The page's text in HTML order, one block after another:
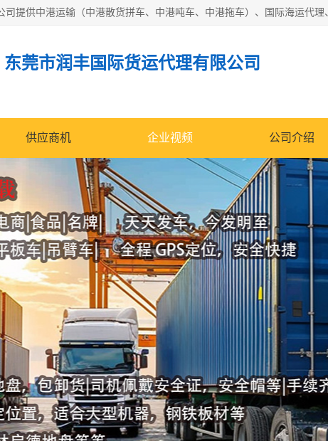
东莞市润丰国际货运代理有限公司
供应商机 企业视频 公司介绍